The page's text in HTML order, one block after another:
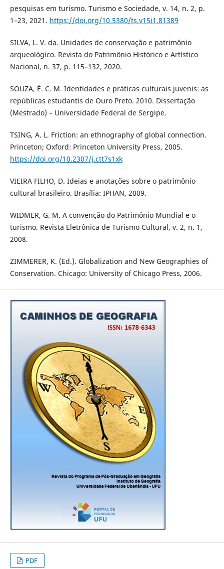
pesquisas em turismo. Turismo e Sociedade, v. 14, n. 2, p.
1–23, 2021. https://doi.org/10.5380/ts.v15i1.81389
SILVA, L. V. da. Unidades de conservação e patrimônio
arqueológico. Revista do Patrimônio Histórico e Artístico
Nacional, n. 37, p. 115–132, 2020.
SOUZA, É. C. M. Identidades e práticas culturais juvenis: as
repúblicas estudantis de Ouro Preto. 2010. Dissertação
(Mestrado) – Universidade Federal de Sergipe.
TSING, A. L. Friction: an ethnography of global connection.
Princeton; Oxford: Princeton University Press, 2005.
https://doi.org/10.2307/j.ctt7s1xk
VIEIRA FILHO, D. Ideias e anotações sobre o patrimônio
cultural brasileiro. Brasília: IPHAN, 2009.
WIDMER, G. M. A convenção do Patrimônio Mundial e o
turismo. Revista Eletrônica de Turismo Cultural, v. 2, n. 1,
2008.
ZIMMERER, K. (Ed.). Globalization and New Geographies of
Conservation. Chicago: University of Chicago Press, 2006.
PDF